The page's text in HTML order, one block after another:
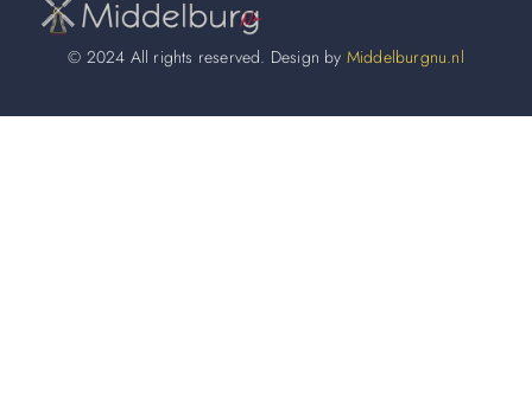
© 2024 All rights reserved. Design by Middelburgnu.nl